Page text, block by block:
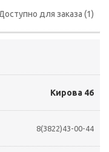
для заказа (1)
Кирова 46
8(3822)43-00-44